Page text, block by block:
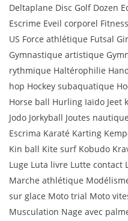
Deltaplane Disc Golf Dozen
Escrime Eveil corporel
US Force athlétique Futsal
Gymnastique artistique
rythmique Haltérophilie
hop Hockey subaquatique
Horse ball Hurling Iaïdo Jeet
Jodo Jorkyball Joutes
Escrima Karaté Karting
Kin ball Kite surf Kobudo
Luge Luta livre Lutte
Marche athlétique
sur glace Moto trial Moto
Musculation Nage avec